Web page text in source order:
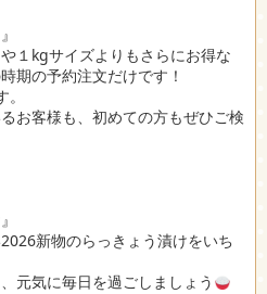
１kgサイズよりもさらにお得な
期の予約注文だけです！
お客様も、初めての方もぜひご検
新物のらっきょう漬けをいち
元気に毎日を過ごしましょう